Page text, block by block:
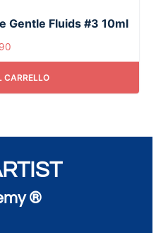
Gentle Fluids #3 10ml
CARRELLO
®